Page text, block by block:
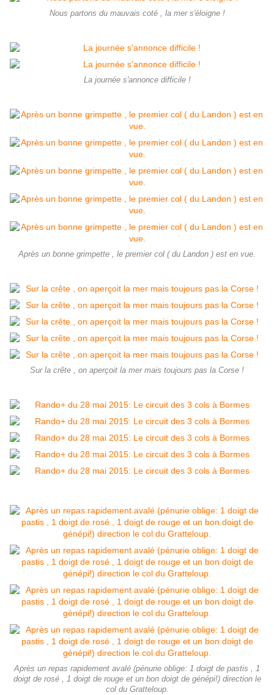
Nous partons du mauvais coté , la mer s'éloigne !
La journée s'annonce difficile !
Après un bonne grimpette , le premier col ( du Landon ) est en vue.
Sur la crête , on aperçoit la mer mais toujours pas la Corse !
Après un repas rapidement avalé (pénurie oblige: 1 doigt de pastis , 1
doigt de rosé , 1 doigt de rouge et un bon doigt de génépi!) direction le
col du Gratteloup.